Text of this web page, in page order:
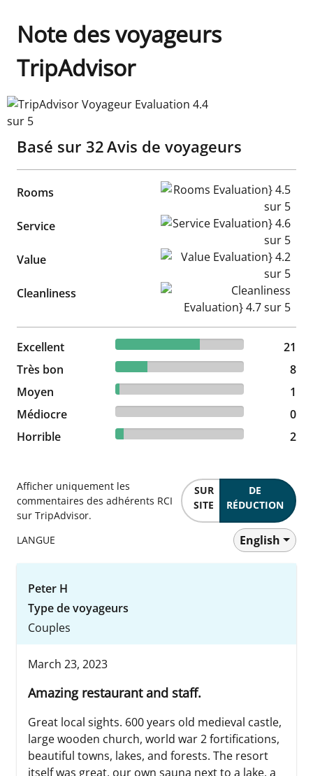
Note des voyageurs
TripAdvisor
TripAdvisor Voyageur Evaluation 4.4 sur 5
Basé sur 32Avis de voyageurs
Rooms Rooms Evaluation} 4.5 sur 5
Service Service Evaluation} 4.6 sur 5
Value Value Evaluation} 4.2 sur 5
Cleanliness Cleanliness Evaluation} 4.7
Excellent 65.63% reviewed Excellent
21 reviews
21
Très bon
25% reviewed Très bon
8 reviews
8
Moyen
3.13% reviewed Moyen
1 reviews
1
Médiocre
0 reviews
0
Horrible
6.25% reviewed Horrible
2 reviews 2
Afficher uniquement les
commentaires des adhérents RCI
sur TripAdvisor.
SUR
SITE
DE
RÉDUCTION
LANGUE English
Peter H
Type de voyageurs
Couples
March 23, 2023
Amazing restaurant and staff.
Great local sights. 600 years old medieval castle,
large wooden church, world war 2 fortifications,
beautiful towns, lakes, and forests. The resort
itself was great, our own sauna next to a lake, a